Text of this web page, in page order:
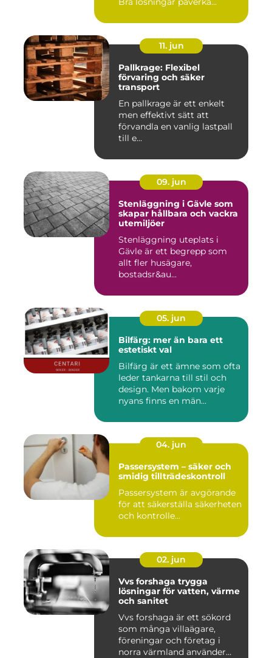
11. jun
Pallkrage: Flexibel
förvaring och säker
transport
En pallkrage är ett enkelt
men effektivt sätt att
förvandla en vanlig lastpall
till e...
09. jun
Stenläggning i Gävle som
skapar hållbara och vackra
utemiljöer
Stenläggning uteplats i
Gävle är ett begrepp som
allt fler husägare,
bostadsr&au...
05. jun
Bilfärg: mer än bara ett
estetiskt val
Bilfärg är ett ämne som ofta
leder tankarna till stil och
design. Men bakom varje
nyans finns en män...
04. jun
Passersystem – säker och
smidig tillträdeskontroll
Passersystem är avgörande
för att säkerställa säkerheten
och kontrolle...
02. jun
Vvs forshaga trygga
lösningar för vatten, värme
och sanitet
Vvs forshaga är ett sökord
som många villaägare,
föreningar och företag i
norra värmland använder